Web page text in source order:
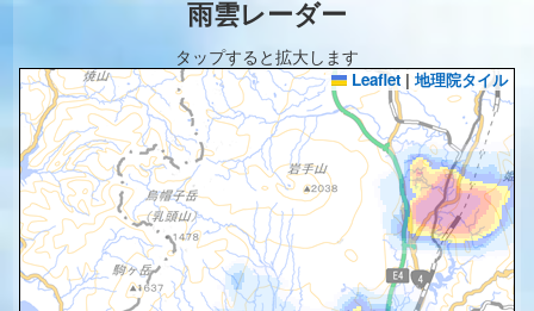
雨雲レーダー
タップすると拡大します
Leaflet | 地理院タイル